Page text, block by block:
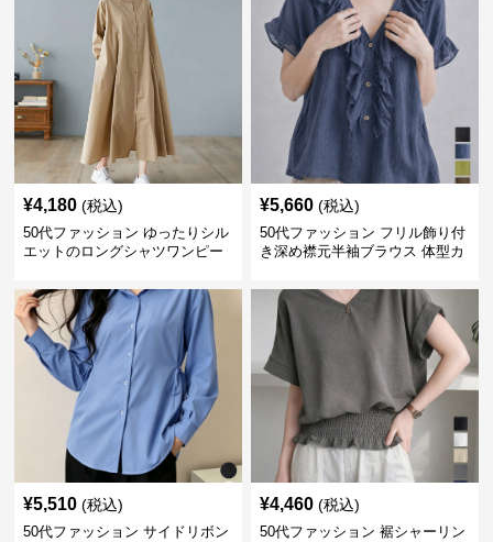
¥4,180 (税込)
50代ファッション ゆったりシル
エットのロングシャツワンピー
¥5,660 (税込)
50代ファッション フリル飾り付
き深め襟元半袖ブラウス 体型カ
¥5,510 (税込)
50代ファッション サイドリボン
¥4,460 (税込)
50代ファッション 裾シャーリン